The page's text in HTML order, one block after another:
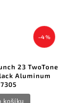
Knives Duoz
Purple G10
Do košíku